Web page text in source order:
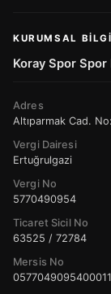
KURUMSAL
Koray Spor
Adres
Altıparmak Cad.
Vergi Dairesi
Ertuğrulgazi
Vergi No
5770490954
Ticaret Sicil No
63525 / 72784
Mersis No
0577049095400011